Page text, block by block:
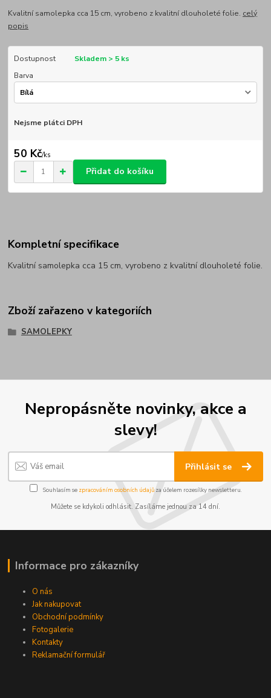
Kvalitní samolepka cca 15 cm, vyrobeno z kvalitní dlouholeté folie. celý
popis
Dostupnost
Skladem > 5 ks
Barva
Nejsme plátci DPH
50 Kč/ks
Přidat do košíku
Kompletní specifikace
Kvalitní samolepka cca 15 cm, vyrobeno z kvalitní dlouholeté folie.
Zboží zařazeno v kategoriích
SAMOLEPKY
Nepropásněte novinky, akce a
slevy!
Přihlásit se
Souhlasím se zpracováním osobních údajůza účelem rozesílky newsletteru.
Můžete se kdykoli odhlásit. Zasíláme jednou za 14 dní.
Informace pro zákazníky
O nás
Jak nakupovat
Obchodní podmínky
Fotogalerie
Kontakty
Reklamační formulář